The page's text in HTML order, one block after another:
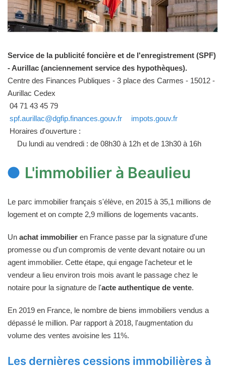
Service de la publicité foncière et de l'enregistrement (SPF)
- Aurillac (anciennement service des hypothèques).
Centre des Finances Publiques - 3 place des Carmes - 15012 -
Aurillac Cedex
04 71 43 45 79
spf.aurillac@dgfip.finances.gouv.fr
impots.gouv.fr
Horaires d'ouverture :
Du lundi au vendredi : de 08h30 à 12h et de 13h30 à 16h
L'immobilier à Beaulieu
Le parc immobilier français s'élève, en 2015 à 35,1 millions de
logement et on compte 2,9 millions de logements vacants.
Un achat immobilier en France passe par la signature d'une
promesse ou d'un compromis de vente devant notaire ou un
agent immobilier. Cette étape, qui engage l'acheteur et le
vendeur a lieu environ trois mois avant le passage chez le
notaire pour la signature de l'acte authentique de vente.
En 2019 en France, le nombre de biens immobiliers vendus a
dépassé le million. Par rapport à 2018, l'augmentation du
volume des ventes avoisine les 11%.
Les dernières cessions immobilières à